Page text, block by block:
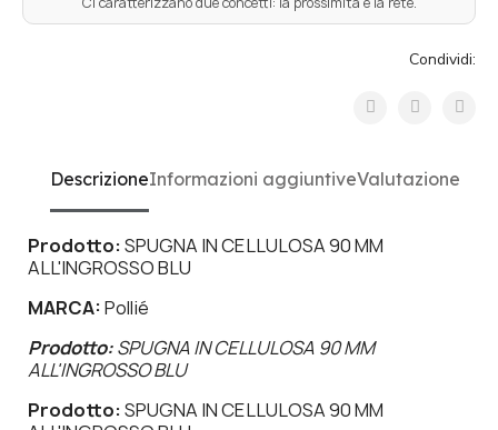
Condividi:
DescrizioneInformazioni aggiuntiveValutazione
Prodotto:SPUGNA IN CELLULOSA 90 MM
ALL'INGROSSO BLU
MARCA:Pollié
Prodotto:SPUGNA IN CELLULOSA 90 MM
ALL'INGROSSO BLU
Prodotto:SPUGNA IN CELLULOSA 90 MM